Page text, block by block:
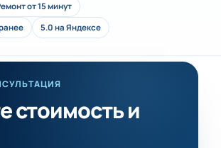
от 15 минут
5.0 на Яндексе
стоимость и